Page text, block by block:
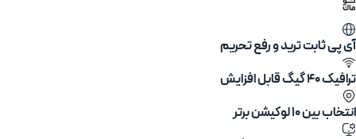
آی پی ثابت ترید و رفع تحریم
ترافیک 40 گیگ قابل افزایش
انتخاب بین ۱۰ لوکیشن برتر